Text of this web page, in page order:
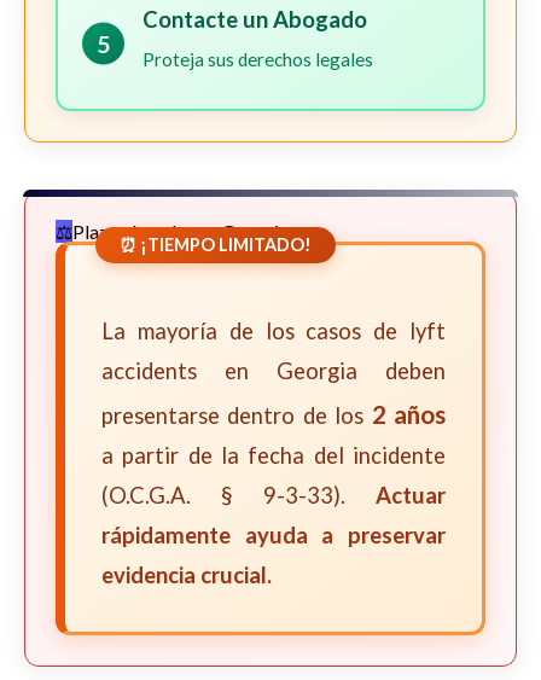
5
Contacte un Abogado
Proteja sus derechos legales
Plazos Legales en Georgia
⏰ ¡TIEMPO LIMITADO!
La mayoría de los casos de lyft
accidents en Georgia deben
presentarse dentro de los 2 años
a partir de la fecha del incidente
(O.C.G.A. § 9-3-33). Actuar
rápidamente ayuda a preservar
evidencia crucial.